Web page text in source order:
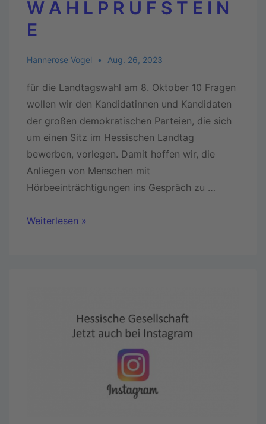
W A H L P R Ü F S T E I N
E
Hannerose Vogel Aug. 26, 2023
für die Landtagswahl am 8. Oktober 10 Fragen
wollen wir den Kandidatinnen und Kandidaten
der großen demokratischen Parteien, die sich
um einen Sitz im Hessischen Landtag
bewerben, vorlegen. Damit hoffen wir, die
Anliegen von Menschen mit
Hörbeeinträchtigungen ins Gespräch zu …
Weiterlesen »